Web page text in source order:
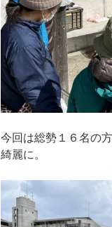
今回は総勢１６名の
綺麗に。